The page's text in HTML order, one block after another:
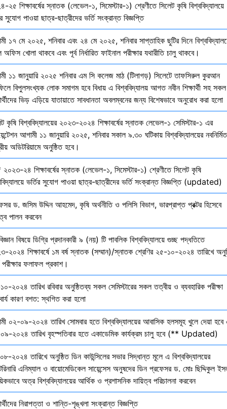
২৫ শিক্ষাবর্ষের স্নাতক (লেভেল-১, সিমেস্টার-১) শ্রেণীতে সিলেট কৃষি বিশ্ববিদ্যালয়ে
সুযোগ পাওয়া ছাত্র-ছাত্রীদের ভর্তি সংক্রান্ত বিজ্ঞপ্তি
১৭ মে ২০২৫, শনিবার এবং ২৪ মে ২০২৫, শনিবার সাপ্তাহিক ছুটির দিনে
খোলা থাকবে এবং পূর্ব নির্ধারিত ফাইনাল পরীক্ষার যথারীতি চালু থাকবে।
১১ জানুয়ারি ২০২৫ শনিবার এম সি কলেজ মাঠ (টিলাগড়) সিলেটে তাফসিরুল কুরআন
বিপুলসংখ্যক লোক সমাগম হবে বিধায় এ বিশ্ববিদ্যালয় আগত নবীন শিক্ষার্থী সহ সকল
ভিড় এড়িয়ে যাতায়াতে সাবধানতা অবলম্বনের জন্য বিশেষভাবে অনুরোধ করা হলো
কৃষি বিশ্ববিদ্যালয়ের ২০২৩-২০২৪ শিক্ষাবর্ষের স্নাতক লেভেল-১ সেমিস্টার-১ এর
আগামী ১১ জানুয়ারি ২০২৫, শনিবার সকাল ৯.৩০ ঘটিকায় বিশ্ববিদ্যালয়ের নবনির্মিত
অডিটরিয়ামে অনুষ্ঠিত হবে।
২৪ শিক্ষাবর্ষের স্নাতক (লেভেল-১, সিমেস্টার-১) শ্রেণীতে সিলেট কৃষি
ভর্তির সুযোগ পাওয়া ছাত্র-ছাত্রীদের ভর্তি সংক্রান্ত বিজ্ঞপ্তি (updated)
ড. জসিম উদ্দিন আহমেদ, কৃষি অর্থনীতি ও পলিসি বিভাগ, ভারপ্রাপ্ত প্রক্টর হিসেবে
পালন করবেন
বিষয়ে ডিগ্রি প্রদানকারী ৯ (নয়) টি পাবলিক বিশ্ববিদ্যালয়ে গুচ্ছ পদ্ধতিতে
২০২৪ শিক্ষাবর্ষে ১ম বর্ষ স্নাতক (সম্মান)/স্নাতক শ্রেণির ২৫-১০-২০২৪ তারিখে
পরীক্ষার ফলাফল প্রকাশ।
২০২৪ তারিখ রবিবার অনুষ্ঠিতব্য সকল সেমিস্টারের সকল তত্বীয় ও ব্যবহারিক পরীক্ষা
কারণ বশত: স্থগিত করা হলো
০২-০৯-২০২৪ তারিখ সোমবার হতে বিশ্ববিদ্যালয়ের আবাসিক হলসমূহ খুলে দেয়া হবে
২০২৪ তারিখ বৃহস্পতিবার হতে একাডেমিক কার্যক্রম চালু হবে (** Updated)
২০২৪ তারিখে অনুষ্ঠিত ডিন কাউন্সিলের সভার সিদ্ধান্ত মূলে এ বিশ্ববিদ্যালয়ের
এনিম্যাল ও বায়োমেডিকেল সায়েন্সেস অনুষদের ডিন প্রফেসর ড. মোঃ ছিদ্দিকুল
অত্র বিশ্ববিদ্যালয়ের আর্থিক ও প্রশাসনিক দায়িত্ব পরিচালনা করবেন
নিরাপত্তা ও শান্তি-শৃঙ্খলা সংক্রান্ত বিজ্ঞপ্তি